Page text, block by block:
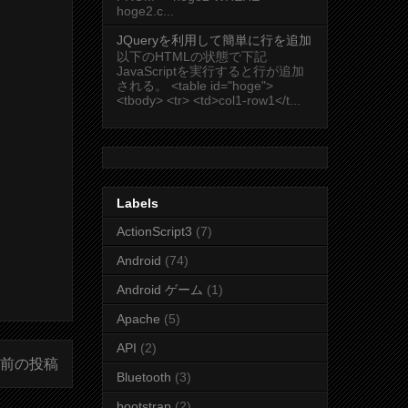
前の投稿
hoge2.c...
JQueryを利用して簡単に行を追加
以下のHTMLの状態で下記
JavaScriptを実行すると行が追加
される。 <table id="hoge">
<tbody> <tr> <td>col1-row1</t...
Labels
ActionScript3 (7)
Android (74)
Android ゲーム (1)
Apache (5)
API (2)
Bluetooth (3)